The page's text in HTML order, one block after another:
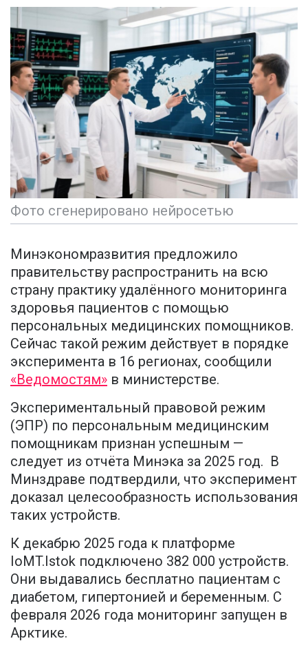
Фото сгенерировано нейросетью
Минэкономразвития предложило
правительству распространить на всю
страну практику удалённого мониторинга
здоровья пациентов с помощью
персональных медицинских помощников.
Сейчас такой режим действует в порядке
эксперимента в 16 регионах, сообщили
«Ведомостям» в министерстве.
Экспериментальный правовой режим
(ЭПР) по персональным медицинским
помощникам признан успешным —
следует из отчёта Минэка за 2025 год. В
Минздраве подтвердили, что эксперимент
доказал целесообразность использования
таких устройств.
К декабрю 2025 года к платформе
IoMT.Istok подключено 382 000 устройств.
Они выдавались бесплатно пациентам с
диабетом, гипертонией и беременным. С
февраля 2026 года мониторинг запущен в
Арктике.